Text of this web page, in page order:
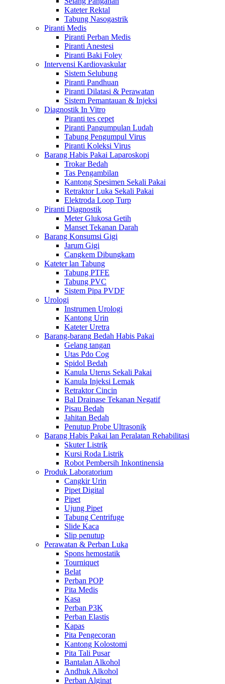
Kateter Rektal
Tabung Nasogastrik
Piranti Medis
Piranti Perban Medis
Piranti Anestesi
Piranti Baki Foley
Intervensi Kardiovaskular
Sistem Selubung
Piranti Pandhuan
Piranti Dilatasi & Perawatan
Sistem Pemantauan & Injeksi
Diagnostik In Vitro
Piranti tes cepet
Piranti Pangumpulan Ludah
Tabung Pengumpul Virus
Piranti Koleksi Virus
Barang Habis Pakai Laparoskopi
Trokar Bedah
Tas Pengambilan
Kantong Spesimen Sekali Pakai
Retraktor Luka Sekali Pakai
Elektroda Loop Turp
Piranti Diagnostik
Meter Glukosa Getih
Manset Tekanan Darah
Barang Konsumsi Gigi
Jarum Gigi
Cangkem Dibungkam
Kateter lan Tabung
Tabung PTFE
Tabung PVC
Sistem Pipa PVDF
Urologi
Instrumen Urologi
Kantong Urin
Kateter Uretra
Barang-barang Bedah Habis Pakai
Gelang tangan
Utas Pdo Cog
Spidol Bedah
Kanula Uterus Sekali Pakai
Kanula Injeksi Lemak
Retraktor Cincin
Bal Drainase Tekanan Negatif
Pisau Bedah
Jahitan Bedah
Penutup Probe Ultrasonik
Barang Habis Pakai lan Peralatan Rehabilitasi
Skuter Listrik
Kursi Roda Listrik
Robot Pembersih Inkontinensia
Produk Laboratorium
Cangkir Urin
Pipet Digital
Pipet
Ujung Pipet
Tabung Centrifuge
Slide Kaca
Slip penutup
Perawatan & Perban Luka
Spons hemostatik
Tourniquet
Belat
Perban POP
Pita Medis
Kasa
Perban P3K
Perban Elastis
Kapas
Pita Pengecoran
Kantong Kolostomi
Pita Tali Pusar
Bantalan Alkohol
Andhuk Alkohol
Perban Alginat